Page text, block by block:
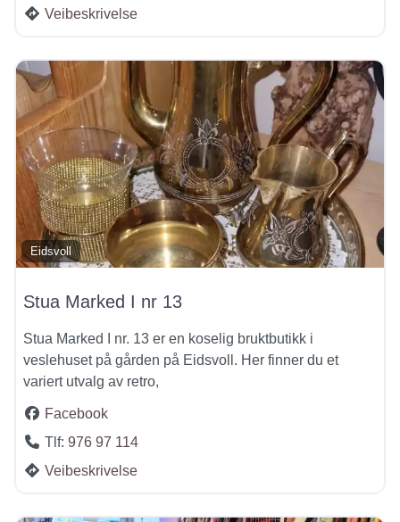
Veibeskrivelse
Eidsvoll
Stua Marked I nr 13
Stua Marked I nr. 13 er en koselig bruktbutikk i
veslehuset på gården på Eidsvoll. Her finner du et
variert utvalg av retro,
Facebook
Tlf: 976 97 114
Veibeskrivelse